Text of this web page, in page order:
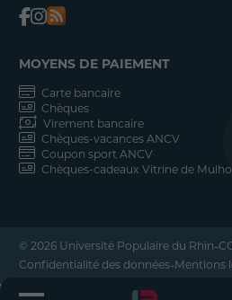
MOYENS DE PAIEMENT
Carte bancaire
Chèques
Virement bancaire
Chèques-vacances ANCV
Coupon sport ANCV
Chèques-cadeaux Vitrine de
© 2026 Université Populaire du Rhin-
Confidentialité des données-Mentions